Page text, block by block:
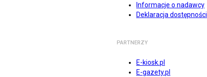
Informacje o nadawcy
Deklaracja dostępności
PARTNERZY
E-kiosk.pl
E-gazety.pl